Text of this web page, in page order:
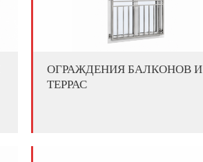
ОГРАЖДЕНИЯ БАЛКОНОВ И
ТЕРРАС